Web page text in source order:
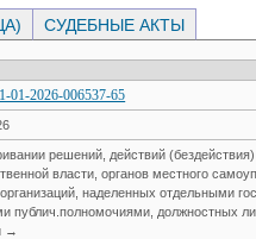
СУДЕБНЫЕ АКТЫ
01-2026-006537-65
решений, действий (бездействия)
власти, органов местного
наделенных отдельными
публич.полномочиями, должностных
→